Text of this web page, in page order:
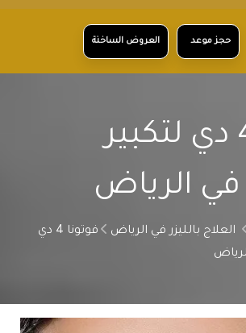
العروض الساخنة حجز موعد
فوتونا 4 دي لتكبير
الرياض
العلاج بالليزر في الرياض
فوتونا 4 دي